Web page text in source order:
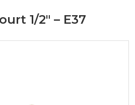
1/2" – E37